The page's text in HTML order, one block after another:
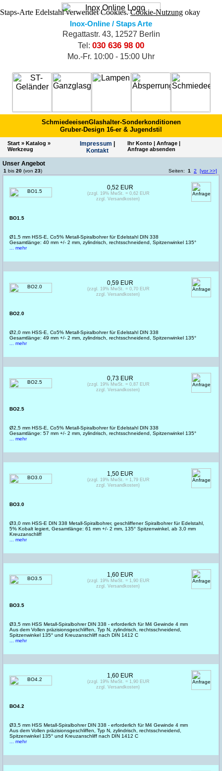
Staps-Arte Edelstahl verwendet Cookies.Cookie-Nutzung okay
Inox-Online / Staps Arte
Regattastr. 43, 12527 Berlin
Tel: 030 636 98 00
Mo.-Fr. 10:00 - 15:00 Uhr
SchmiedeeisenGlashalter-Sonderkonditionen
Gruber-Design 16-er & Jugendstil
Start » Katalog »
Werkzeug
Impres­sum
Kontakt
Ihr Konto| Anfrage|
Anfrage absenden
Unser Angebot
1 bis 20 (von 23) Seiten: 1 2 [vor >>]
BO1.5
Ø1,5 mm HSS-E, Co5% Metall-Spiralbohrer für Edelstahl DIN 338
Gesamtlänge: 40 mm +/- 2 mm, zylindrisch, rechtsschneidend, Spitzenwinkel 135°
... mehr
0,52 EUR
(zzgl. 19% MwSt. = 0,62 EUR
zzgl. Versandkosten)
BO2.0
Ø2,0 mm HSS-E, Co5% Metall-Spiralbohrer für Edelstahl DIN 338
Gesamtlänge: 49 mm +/- 2 mm, zylindrisch, rechtsschneidend, Spitzenwinkel 135°
... mehr
0,59 EUR
(zzgl. 19% MwSt. = 0,70 EUR
zzgl. Versandkosten)
BO2.5
Ø2,5 mm HSS-E, Co5% Metall-Spiralbohrer für Edelstahl DIN 338
Gesamtlänge: 57 mm +/- 2 mm, zylindrisch, rechtsschneidend, Spitzenwinkel 135°
... mehr
0,73 EUR
(zzgl. 19% MwSt. = 0,87 EUR
zzgl. Versandkosten)
BO3.0
Ø3,0 mm HSS-E DIN 338 Metall-Spiralbohrer, geschliffener Spiralbohrer für Edelstahl,
5% Kobalt legiert, Gesamtlänge: 61 mm +/- 2 mm, 135° Spitzenwinkel, ab 3,0 mm
Kreuzanschliff
... mehr
1,50 EUR
(zzgl. 19% MwSt. = 1,79 EUR
zzgl. Versandkosten)
BO3.5
Ø3,5 mm HSS Metall-Spiralbohrer DIN 338 - erforderlich für M4 Gewinde 4 mm
Aus dem Vollen präzisionsgeschliffen, Typ N, zylindrisch, rechtsschneidend,
Spitzenwinkel 135° und Kreuzanschliff nach DIN 1412 C
... mehr
1,60 EUR
(zzgl. 19% MwSt. = 1,90 EUR
zzgl. Versandkosten)
BO4.2
Ø3,5 mm HSS Metall-Spiralbohrer DIN 338 - erforderlich für M4 Gewinde 4 mm
Aus dem Vollen präzisionsgeschliffen, Typ N, zylindrisch, rechtsschneidend,
Spitzenwinkel 135° und Kreuzanschliff nach DIN 1412 C
... mehr
1,60 EUR
(zzgl. 19% MwSt. = 1,90 EUR
zzgl. Versandkosten)